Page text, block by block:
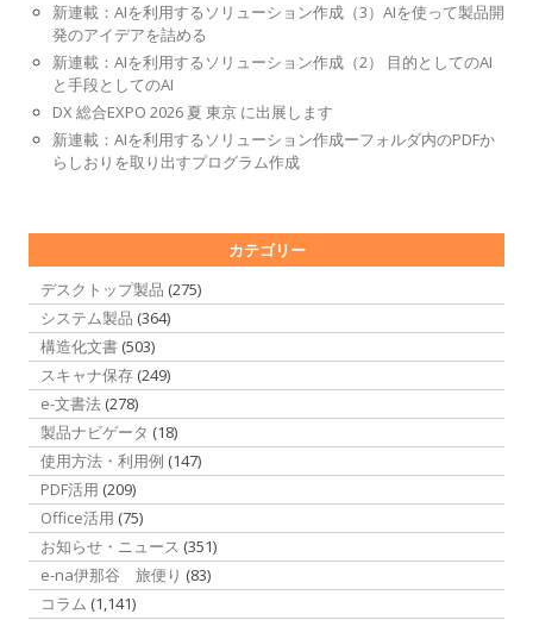
新連載：AIを利用するソリューション作成（3）AIを使って製品開
発のアイデアを詰める
新連載：AIを利用するソリューション作成（2） 目的としてのAI
と手段としてのAI
DX 総合EXPO 2026 夏 東京 に出展します
新連載：AIを利用するソリューション作成ーフォルダ内のPDFか
らしおりを取り出すプログラム作成
カテゴリー
デスクトップ製品 (275)
システム製品 (364)
構造化文書 (503)
スキャナ保存 (249)
e-文書法 (278)
製品ナビゲータ (18)
使用方法・利用例 (147)
PDF活用 (209)
Office活用 (75)
お知らせ・ニュース (351)
e-na伊那谷 旅便り (83)
コラム (1,141)